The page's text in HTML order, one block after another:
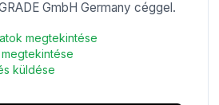
GmbH Germany céggel.
megtekintése
küldése